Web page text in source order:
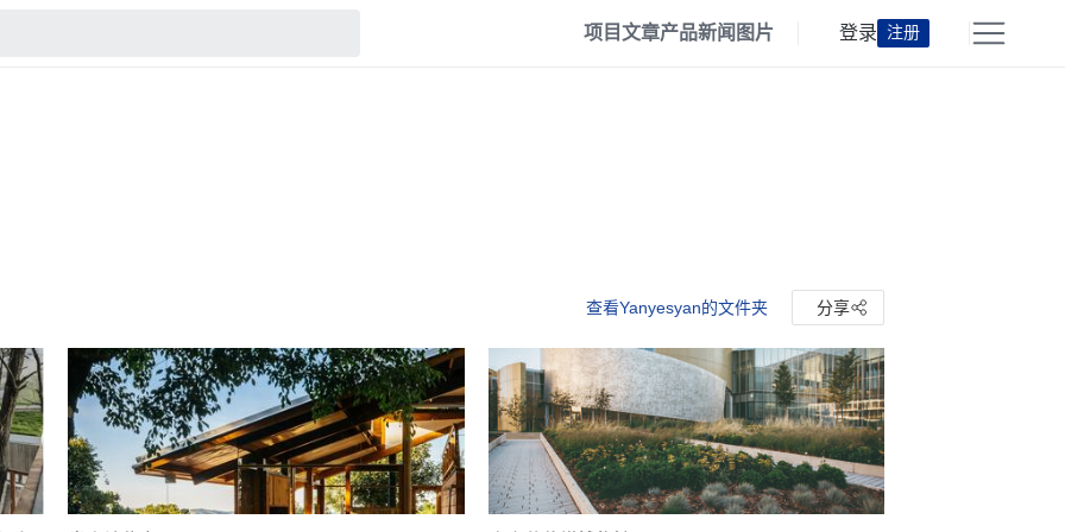
项目文章产品新闻 图片 登录 注册
查看Yanyesyan的文件夹 分享